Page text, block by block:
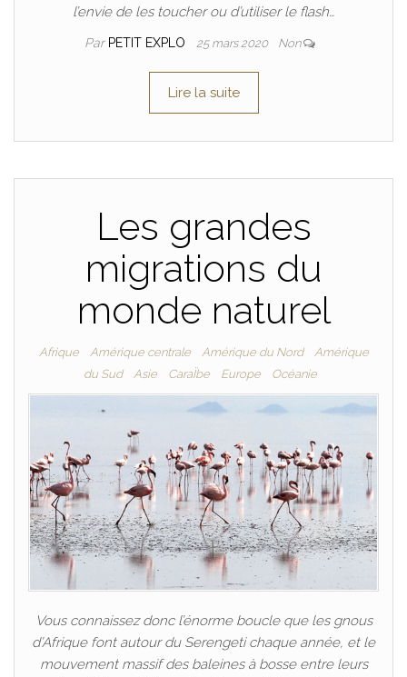
l’envie de les toucher ou d’utiliser le flash…
Par PETIT EXPLO 25 mars 2020 Non
Lire la suite
Les grandes
migrations du
monde naturel
Afrique Amérique centrale Amérique du Nord
Amérique
du Sud
Asie CaraÏbe Europe Océanie
Vous connaissez donc l’énorme boucle que les gnous
d’Afrique font autour du Serengeti chaque année, et le
mouvement massif des baleines à bosse entre leurs